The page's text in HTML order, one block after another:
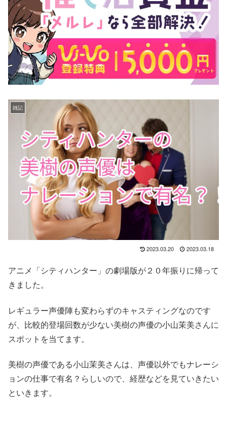
雑記
2023.03.20 2023.03.18
アニメ 「シティハンター」 の劇場版が２０年振りに帰って
きました。
レギュラー声優陣も変わらずのキャスティングなのです
が、比較的登場回数が少ない美樹の声優の小山茉美さんに
スポットを当てます。
美樹の声優である小山茉美さんは、声優以外でもナレーシ
ョンの仕事で有名？らしいので、経歴などを見ていきたい
といきます。